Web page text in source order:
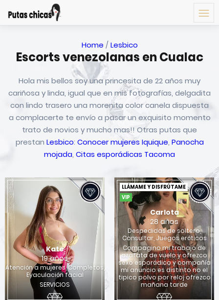
Home / Lesbico
Escorts venezolanas en Cualac
Hola mis bellos soy una princesita de 22 años muy
cariñosa y linda, igual que en mis fotografías, delgadita
con lindo trasero una morenita color canela dispuesta
a complacerte te envío a pasar un exquisito momento
trato de novios y mucho mas!! Otras putas que
prestan Lesbico: Conocer mujeres Iquique, Panocha
mojada, Citas esporádicas Tacoma
Kate
19 años
Atención a mujeres, Completos,
Eyaculación facial
SERVICIOS
VIP
LLÁMAME Y DISFRÚTAME
Carlota
28 años
Despedidas de soltero,
Consultar, Juegos eróticos
Compagino mi trabajo de
azafata de vuelo y ofrezco
sexo esporádico y compañía
mi anuncio es distinto no el
tipico polvo por reloj ofrezco
mañana tarde